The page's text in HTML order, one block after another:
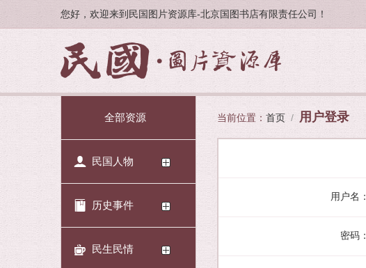
您好，欢迎来到民国图片资源库-北京国图书店有限责任公司！
全部资源
民国人物
历史事件
民生民情
当前位置： 首页 / 用户登录
用户名：
密码：